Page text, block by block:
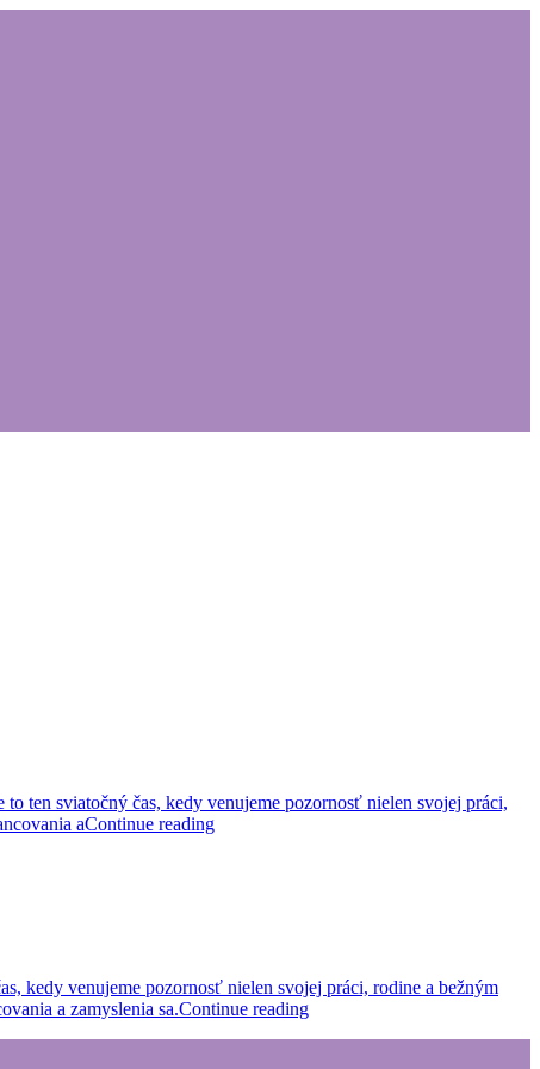
ten sviatočný čas, kedy venujeme pozornosť nielen svojej práci,
aContinue reading
kedy venujeme pozornosť nielen svojej práci, rodine a bežným
a zamyslenia sa.Continue reading